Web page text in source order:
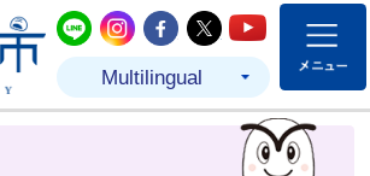
結城市公式LINE
結城市公式Instagram
結城市公式
結城市公式
結城市
Multilingual